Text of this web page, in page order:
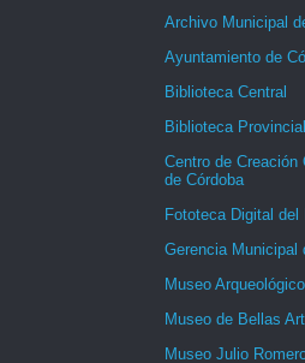
Archivo Municipal
Ayuntamiento de
Biblioteca Central
Biblioteca
Centro de Creación
de Córdoba
Fototeca Digital del
Gerencia Municipal
Museo
Museo de Bellas
Museo Julio